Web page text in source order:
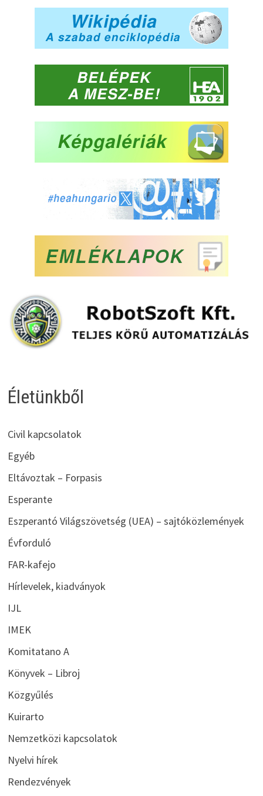
Életünkből
Civil kapcsolatok
Egyéb
Eltávoztak – Forpasis
Esperante
Eszperantó Világszövetség (UEA) – sajtóközlemények
Évforduló
FAR-kafejo
Hírlevelek, kiadványok
IJL
IMEK
Komitatano A
Könyvek – Libroj
Közgyűlés
Kuirarto
Nemzetközi kapcsolatok
Nyelvi hírek
Rendezvények